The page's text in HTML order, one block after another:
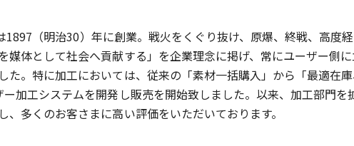
1897（明治30）年に創業。戦火をくぐり抜け、原爆、終戦、高度
を媒体として社会へ貢献する」を企業理念に掲げ、常にユーザー
た。特に加工においては、従来の「素材一括購入」から「最適在
ー加工システムを開発し販売を開始致しました。以来、加工部門
、多くのお客さまに高い評価をいただいております。